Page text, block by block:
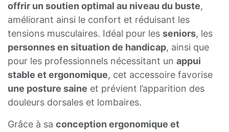
offrir un soutien optimal au niveau du buste,
améliorant ainsi le confort et réduisant les
tensions musculaires. Idéal pour les seniors, les
personnes en situation de handicap, ainsi que
pour les professionnels nécessitant un appui
stable et ergonomique, cet accessoire favorise
une posture saine et prévient l’apparition des
douleurs dorsales et lombaires.
Grâce à sa conception ergonomique et